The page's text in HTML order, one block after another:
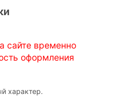
сайте временно
оформления
характер.